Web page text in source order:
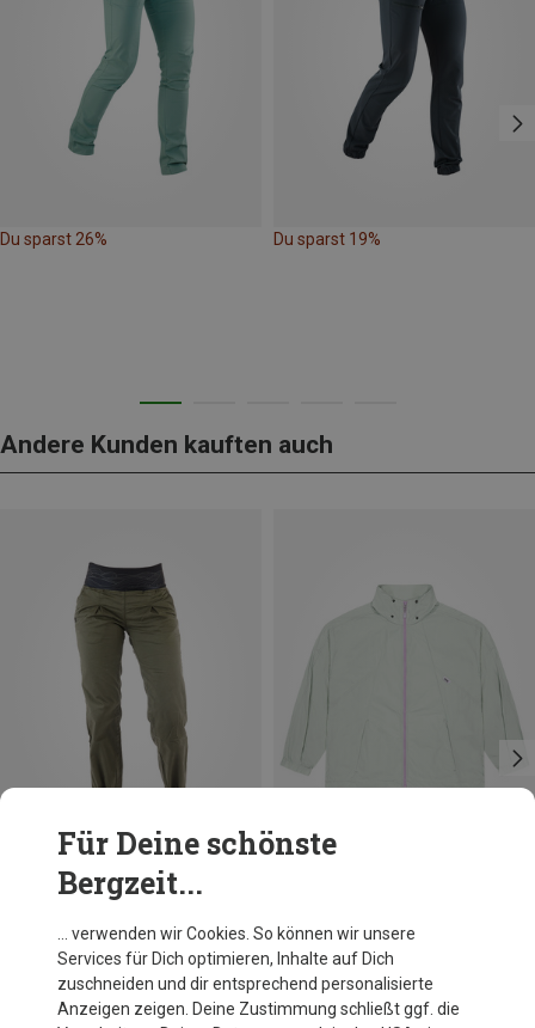
Du sparst 26% Du sparst 19%
Andere Kunden kauften auch
Du sparst bis 33%
Für Deine schönste
Bergzeit...
… verwenden wir Cookies. So können wir unsere
Services für Dich optimieren, Inhalte auf Dich
zuschneiden und dir entsprechend personalisierte
Anzeigen zeigen. Deine Zustimmung schließt ggf. die